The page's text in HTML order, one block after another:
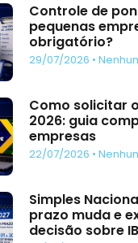
Controle de
pequenas
obrigatório?
29/07/2026
Como solicitar
2026: guia
empresas
22/07/2026
Simples
prazo muda e
decisão sobre